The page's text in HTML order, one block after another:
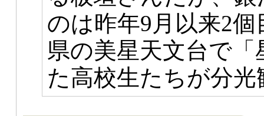
のは昨年9月以来2
県の美星天文台で
た高校生たちが分